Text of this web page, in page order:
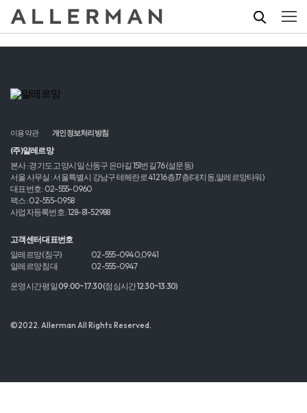
이용약관 개인정보처리방침
(주)알레르망
본사 : 경기도 고양시 일산동구 은마길 151번길 76 (설문동)
서울 사무실 : 서울특별시 강남구 테헤란로 412 16층,17층(대치동,알레르망타워)
대표번호 : 02-555-0960
팩스 : 02-555-0958
사업자등록번호 : 128-81-52988
고객센터 대표번호
알레르망 (침구)
02-555-0940,0941
알레르망 침대
02-555-0947
운영시간 평일 09:00~17:30 (점심시간 12:30~13:30)
©2022. Allerman All Rights Reserved.